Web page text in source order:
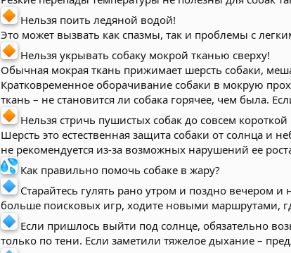
Нельзя поить ледяной водой!
Это может вызвать как спазмы, так и проблемы с
Нельзя укрывать собаку мокрой тканью сверху!
Обычная мокрая ткань прижимает шерсть собаки,
Кратковременное оборачивание собаки в мокрую
ткань – не становится ли собака горячее, чем была.
Нельзя стричь пушистых собак до совсем
Шерсть это естественная защита собаки от солнца и
не рекомендуется из-за возможных нарушений ее
Как правильно помочь собаке в жару?
Старайтесь гулять рано утром и поздно вечером и
больше поисковых игр, ходите новыми маршрутами,
Если пришлось выйти под солнце, обязательно
только по тени. Если заметили тяжелое дыхание –